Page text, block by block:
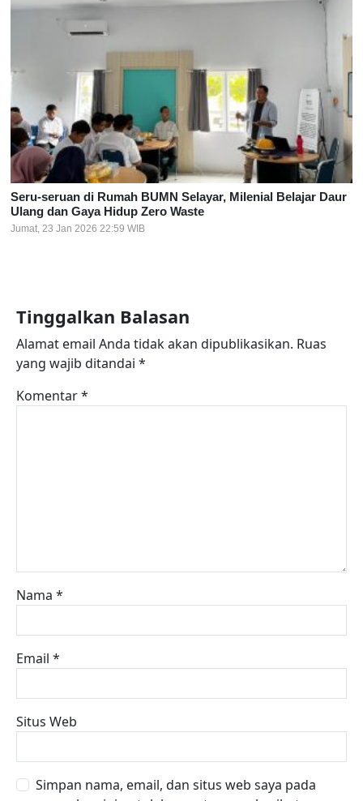
Seru-seruan di Rumah BUMN Selayar, Milenial Belajar Daur
Ulang dan Gaya Hidup Zero Waste
Jumat, 23 Jan 2026 22:59 WIB
Tinggalkan Balasan
Alamat email Anda tidak akan dipublikasikan. Ruas
yang wajib ditandai *
Komentar*
Nama *
Email *
Situs Web
Simpan nama, email, dan situs web saya pada